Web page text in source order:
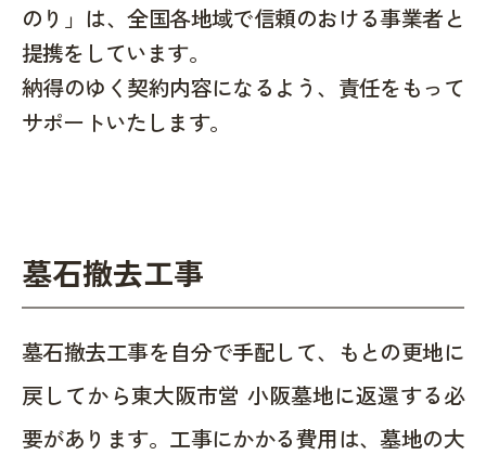
のり」は、全国各地域で信頼のおける事業者と
提携をしています。
納得のゆく契約内容になるよう、責任をもって
サポートいたします。
墓石撤去工事
墓石撤去工事を自分で手配して、もとの更地に
戻してから東大阪市営 小阪墓地に返還する必
要があります。工事にかかる費用は、墓地の大